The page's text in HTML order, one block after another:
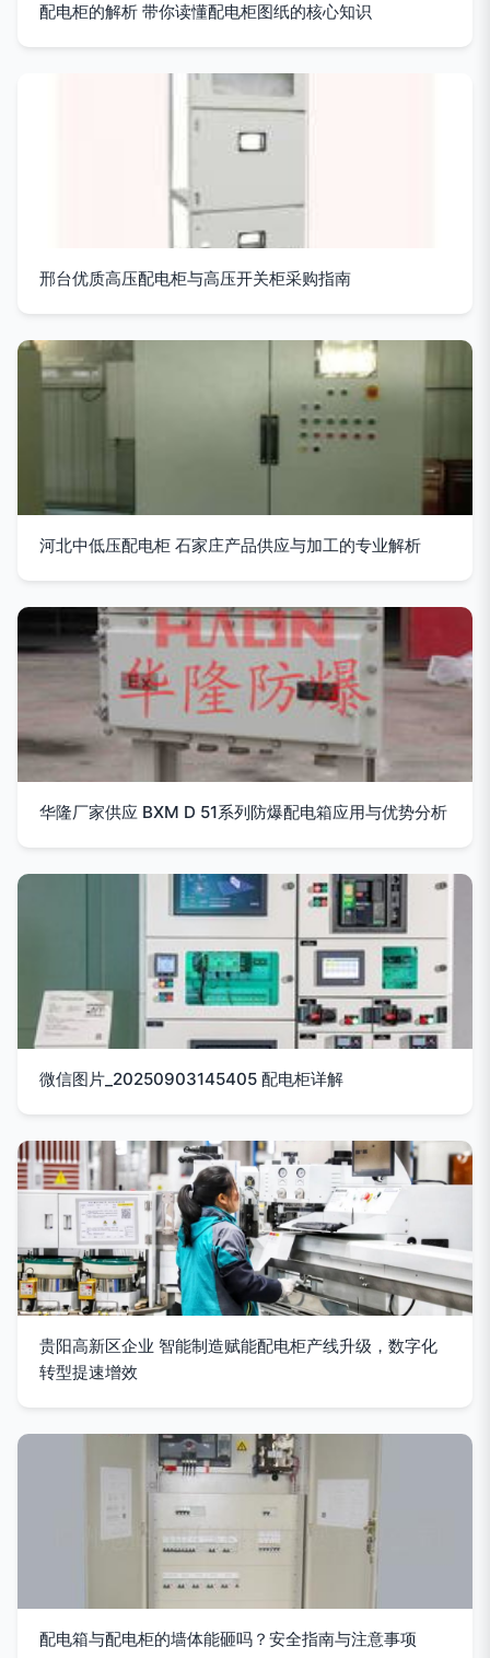
配电柜的解析 带你读懂配电柜图纸的核心知识
邢台优质高压配电柜与高压开关柜采购指南
河北中低压配电柜 石家庄产品供应与加工的专业解析
华隆厂家供应 BXM D 51系列防爆配电箱应用与优势分析
微信图片_20250903145405 配电柜详解
贵阳高新区企业 智能制造赋能配电柜产线升级，数字化
转型提速增效
配电箱与配电柜的墙体能砸吗？安全指南与注意事项